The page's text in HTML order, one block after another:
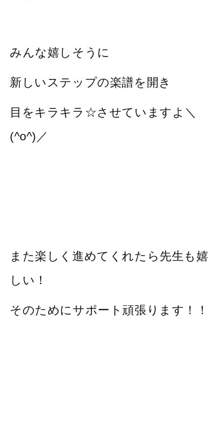
みんな嬉しそうに
新しいステップの楽譜を開き
目をキラキラ☆させていますよ＼
(^o^)／
また楽しく進めてくれたら先生も嬉
しい！
そのためにサポート頑張ります！！